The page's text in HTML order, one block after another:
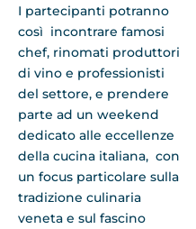
I partecipanti potranno
così incontrare famosi
chef, rinomati produttori
di vino e professionisti
del settore, e prendere
parte ad un weekend
dedicato alle eccellenze
della cucina italiana, con
un focus particolare sulla
tradizione culinaria
veneta e sul fascino